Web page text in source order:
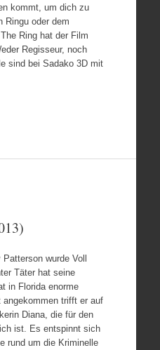
kommt, um dich zu
Ringu oder dem
Ring hat der Film
Regisseur, noch
sind bei Sadako 3D mit
wurde Voll
Täter hat seine
in Florida enorme
trifft er auf
Diana, die für den
ist. Es entspinnt sich
rund um die Kriminelle